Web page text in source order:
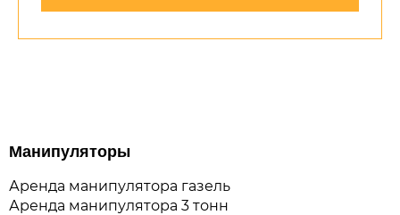
Манипуляторы
Аренда манипулятора газель
Аренда манипулятора 3 тонн